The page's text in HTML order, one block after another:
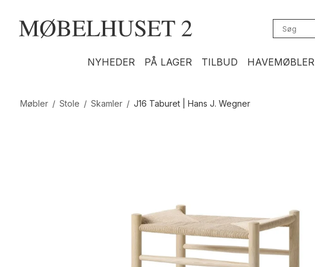
NYHEDER PÅ LAGER TILBUD HAVEMØBLER
Møbler / Stole / Skamler / J16 Taburet | Hans J. Wegner